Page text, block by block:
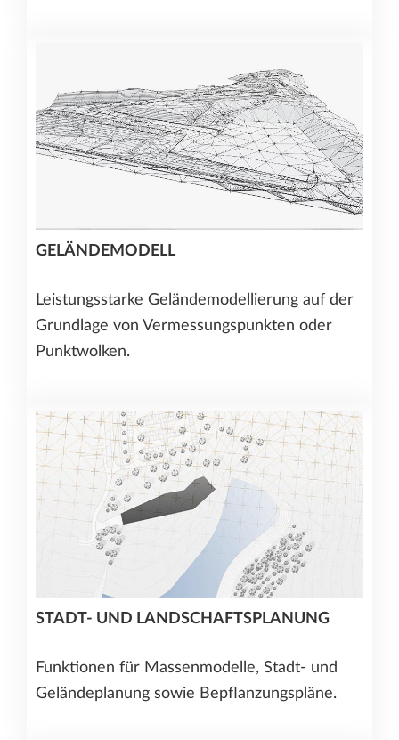
GELÄNDEMODELL
Leistungsstarke Geländemodellierung auf der
Grundlage von Vermessungspunkten oder
Punktwolken.
STADT- UND LANDSCHAFTSPLANUNG
Funktionen für Massenmodelle, Stadt- und
Geländeplanung sowie Bepflanzungspläne.